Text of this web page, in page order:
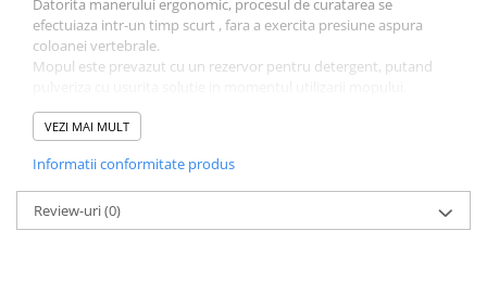
Odorizante camera
Rezerva aparate odorizante
Produse de curatenie
Articole menaj
Carucioare bucatarie
Datorita manerului ergonomic, procesul de curatarea se
efectuiaza intr-un timp scurt , fara a exercita presiune aspura
coloanei vertebrale.
Mopul este prevazut cu un rezervor pentru detergent, putand
Componente:
Maner telescopic FASPL
Mop buzunar 40 cm (se poate spăla la mașină de până la 300 de
ori)
Rezervor 500 ml si inele codificare culori
VEZI MAI MULT
Informatii conformitate produs
Review-uri(0)